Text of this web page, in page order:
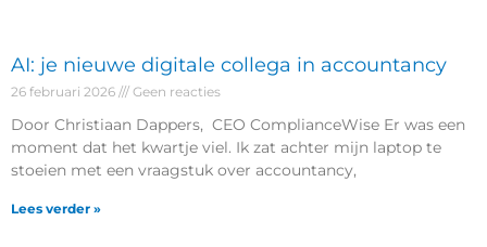
AI: je nieuwe digitale collega in accountancy
26 februari 2026 Geen reacties
Door Christiaan Dappers, CEO ComplianceWise Er was een
moment dat het kwartje viel. Ik zat achter mijn laptop te
stoeien met een vraagstuk over accountancy,
Lees verder »